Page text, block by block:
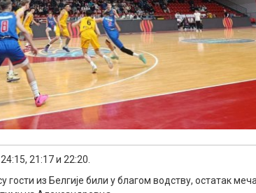
21:17 и 22:20.
гости из Белгије били у благом водству, остатак